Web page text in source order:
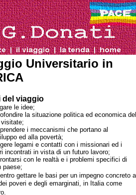
Universitario in
del viaggio
le idee;
la situazione politica ed economica
i meccanismi che portano al
ed alla povertà;
legami e contatti con i missionari ed i
incontrati in vista di un futuro lavoro;
con le realtà e i problemi specifici di
paese;
gettare le basi per un impegno concreto a
poveri e degli emarginati, in Italia come